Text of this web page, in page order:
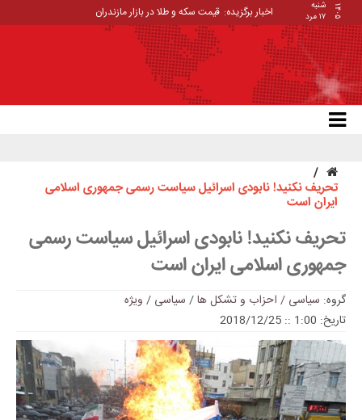
۱۴۰۵
شنبه
۱۷ مرد
اخبار برگزیده: قیمت سکه و طلا در بازار مازندران
تحریف نکنید! نابودی اسرائیل سیاست رسمی جمهوری اسلامی
ایران است
تحریف نکنید! نابودی اسرائیل سیاست رسمی
جمهوری اسلامی ایران است
گروه: سیاسی / احزاب و تشکل ها/ سیاسی / ویژه
تاریخ: 1:00 :: 2018/12/25